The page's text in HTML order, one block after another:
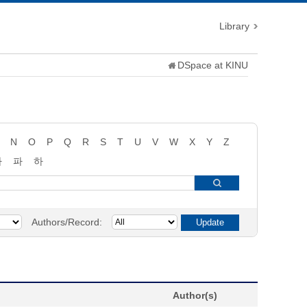
Library
DSpace at KINU
N O P Q R S T U V W X Y
Z
파
하
Authors/Record:
Author(s)